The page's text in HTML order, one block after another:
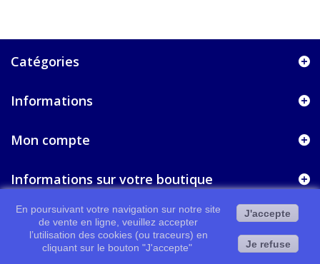
Catégories
Informations
Mon compte
Informations sur votre boutique
En poursuivant votre navigation sur notre site
de vente en ligne, veuillez accepter
l’utilisation des cookies (ou traceurs) en
cliquant sur le bouton "J'accepte"
J'accepte
Je refuse